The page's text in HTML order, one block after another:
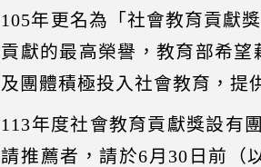
105年更名為「社會教育貢獻
貢獻的最高榮譽，教育部希
及團體積極投入社會教育，提
113年度社會教育貢獻獎設有
請推薦者，請於6月30日前（